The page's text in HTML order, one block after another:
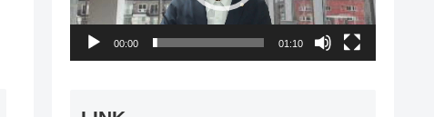
ー
00:00 01:10